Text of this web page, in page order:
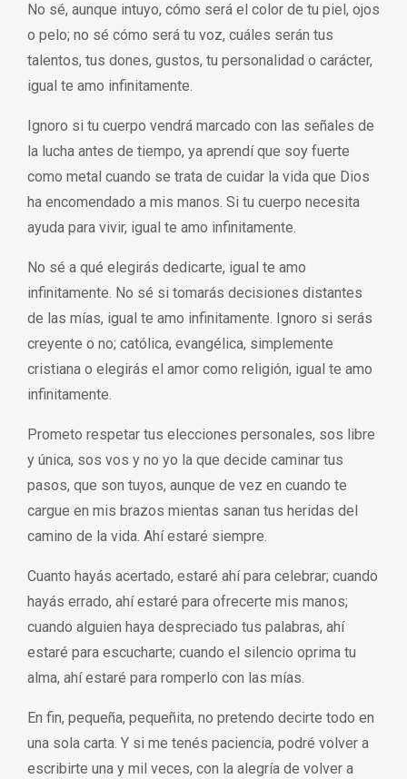
No sé, aunque intuyo, cómo será el color de tu piel, ojos
o pelo; no sé cómo será tu voz, cuáles serán tus
talentos, tus dones, gustos, tu personalidad o carácter,
igual te amo infinitamente.
Ignoro si tu cuerpo vendrá marcado con las señales de
la lucha antes de tiempo, ya aprendí que soy fuerte
como metal cuando se trata de cuidar la vida que Dios
ha encomendado a mis manos. Si tu cuerpo necesita
ayuda para vivir, igual te amo infinitamente.
No sé a qué elegirás dedicarte, igual te amo
infinitamente. No sé si tomarás decisiones distantes
de las mías, igual te amo infinitamente. Ignoro si serás
creyente o no; católica, evangélica, simplemente
cristiana o elegirás el amor como religión, igual te amo
infinitamente.
Prometo respetar tus elecciones personales, sos libre
y única, sos vos y no yo la que decide caminar tus
pasos, que son tuyos, aunque de vez en cuando te
cargue en mis brazos mientas sanan tus heridas del
camino de la vida. Ahí estaré siempre.
Cuanto hayás acertado, estaré ahí para celebrar; cuando
hayás errado, ahí estaré para ofrecerte mis manos;
cuando alguien haya despreciado tus palabras, ahí
estaré para escucharte; cuando el silencio oprima tu
alma, ahí estaré para romperlo con las mías.
En fin, pequeña, pequeñita, no pretendo decirte todo en
una sola carta. Y si me tenés paciencia, podré volver a
escribirte una y mil veces, con la alegría de volver a